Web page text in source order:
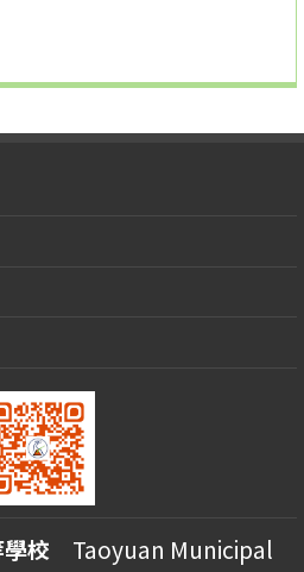
校 Taoyuan Municipal